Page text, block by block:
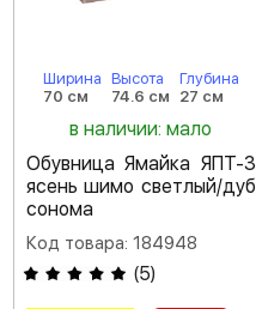
Ширина
70 см
Высота
74.6 см
Глубина
27 см
в наличии: мало
Обувница Ямайка ЯПТ-3
ясень шимо светлый/дуб
сонома
Код товара: 184948
(5)